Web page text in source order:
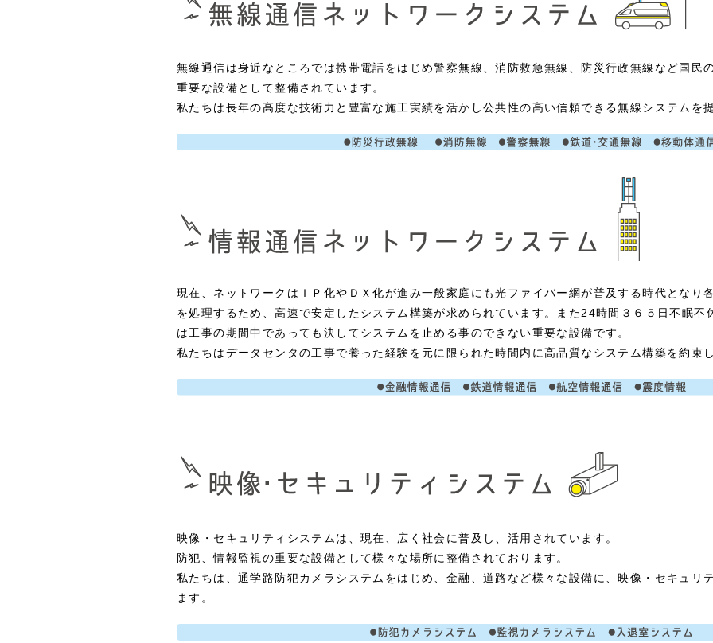
無線通信は身近なところでは携帯電話をはじめ警察無線、消防救急無線、防災行政無線など国民
重要な設備として整備されています。
私たちは長年の高度な技術力と豊富な施工実績を活かし公共性の高い信頼できる無線システムを
現在、ネットワークはＩＰ化やＤＸ化が進み一般家庭にも光ファイバー網が普及する時代となり
を処理するため、高速で安定したシステム構築が求められています。また24時間３６５日不眠不
は工事の期間中であっても決してシステムを止める事のできない重要な設備です。
私たちはデータセンタの工事で養った経験を元に限られた時間内に高品質なシステム構築を約束し
映像・セキュリティシステムは、現在、広く社会に普及し、活用されています。
防犯、情報監視の重要な設備として様々な場所に整備されております。
私たちは、通学路防犯カメラシステムをはじめ、金融、道路など様々な設備に、映像・セキュリ
ます。